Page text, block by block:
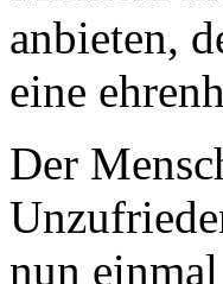
anbieten,
eine
Der
nun